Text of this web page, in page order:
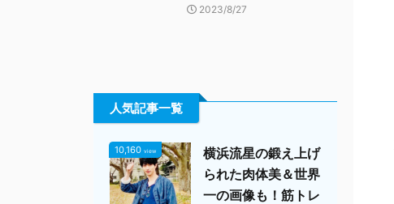
2023/8/27
人気記事一覧
10,160 view
横浜流星の鍛え上げ
られた肉体美＆世界
一の画像も！筋トレ